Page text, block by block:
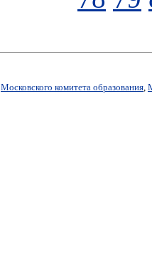
Московского комитета образования,